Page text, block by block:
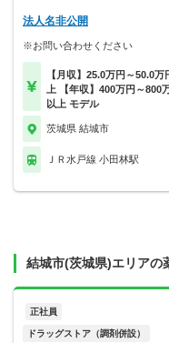
法人名非公開
※お問い合わせください
【月収】25.0万円～50.0万
上 【年収】400万円～800
以上 モデル
茨城県 結城市
ＪＲ水戸線 小田林駅
結城市(茨城県)エリアの
正社員
ドラッグストア（調剤併設）